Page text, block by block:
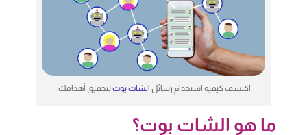
اكتشف كيفية استخدام رسائل الشات بوت لتحقيق أهدافك.
ما هو الشات بوت؟